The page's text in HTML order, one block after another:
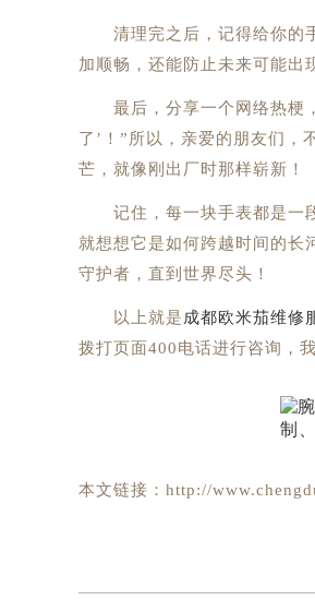
清理完之后，记得给你的手
加顺畅，还能防止未来可能出
最后，分享一个网络热梗，
了’！”所以，亲爱的朋友们，
芒，就像刚出厂时那样崭新！
记住，每一块手表都是一段
就想想它是如何跨越时间的长
守护者，直到世界尽头！
以上就是 成都欧米茄维修
拨打页面400电话进行咨询，
本文链接：http://